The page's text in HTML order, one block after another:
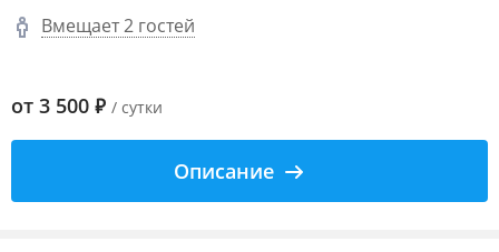
Вмещает 2 гостей
от 3 500 ₽ / сутки
Описание